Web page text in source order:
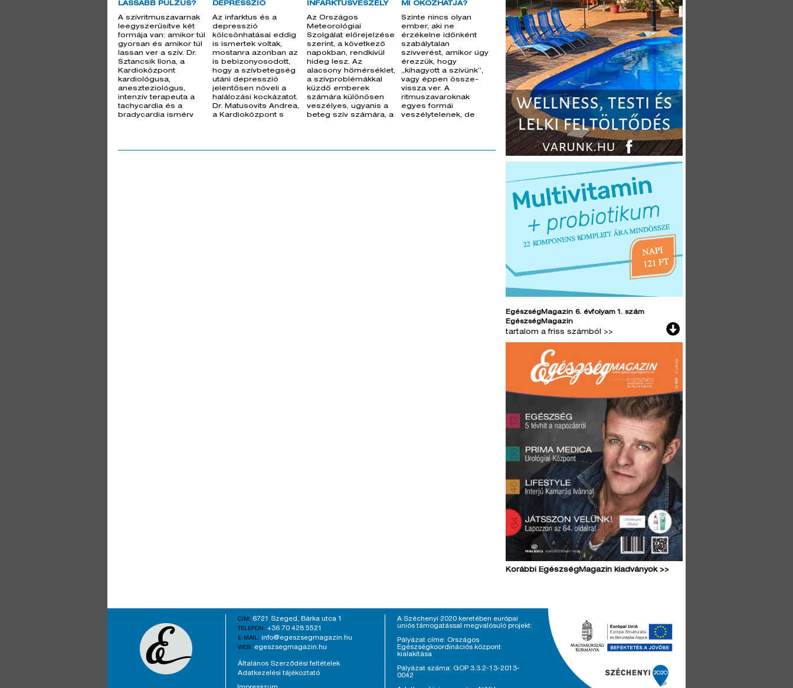
LASSABB PULZUS?
A szívritmuszavarnak
leegyszerűsítve két
formája van: amikor túl
gyorsan és amikor túl
lassan ver a szív. Dr.
Sztancsik Ilona, a
Kardioközpont
kardiológusa,
aneszteziológus,
intenzív terapeuta a
tachycardia és a
bradycardia ismérv
DEPRESSZIÓ
Az infarktus és a
depresszió
kölcsönhatásai eddig
is ismertek voltak,
mostanra azonban az
is bebizonyosodott,
hogy a szívbetegség
utáni depresszió
jelentősen növeli a
halálozási kockázatot.
Dr. Matusovits Andrea,
a Kardioközpont s
INFARKTUSVESZÉLY
Az Országos
Meteorológiai
Szolgálat előrejelzése
szerint, a következő
napokban, rendkívül
hideg lesz. Az
alacsony hőmérséklet,
a szívproblémákkal
küzdő emberek
számára különösen
veszélyes, ugyanis a
beteg szív számára, a
MI OKOZHATJA?
Szinte nincs olyan
ember, aki ne
érzékelne időnként
szabálytalan
szívverést, amikor úgy
érezzük, hogy
„kihagyott a szívünk”,
vagy éppen össze-
vissza ver. A
ritmuszavaroknak
egyes formái
veszélytelenek, de
EgészségMagazin 6. évfolyam 1. szám
EgészségMagazin
tartalom a friss számból >>
Korábbi EgészségMagazin kiadványok >>
CÍM: 6721 Szeged, Bárka utca 1
TELEFON: +36 70 428 5521
E-MAIL: info@egeszsegmagazin.hu
WEB: egeszsegmagazin.hu
Általános Szerződési feltételek
Adatkezelési tájékoztató
A Széchenyi 2020 keretében európai
uniós támogatással megvalósuló projekt:
Pályázat címe: Országos
Egészségkoordinációs központ
kialakítása
Pályázat száma: GOP 3.3.2-13-2013-
0042